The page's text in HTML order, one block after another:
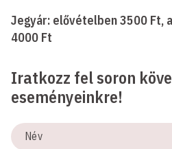
Jegyár: elővételben 3500 Ft,
4000 Ft
Iratkozz fel soron
eseményeinkre!
Név